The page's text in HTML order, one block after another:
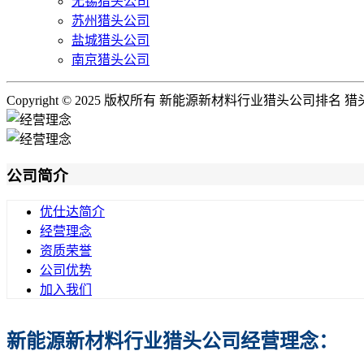
苏州猎头公司
盐城猎头公司
南京猎头公司
Copyright © 2025 版权所有 新能源新材料行业猎头公司排名 猎
公司简介
优仕达简介
经营理念
资质荣誉
公司优势
加入我们
新能源新材料行业猎头公司经营理念：